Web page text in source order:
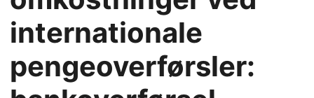
internationale
pengeoverførsler: